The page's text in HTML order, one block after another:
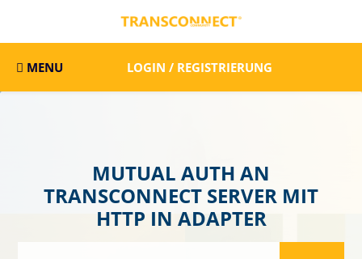
MENU LOGIN / REGISTRIERUNG
MUTUAL AUTH AN
TRANSCONNECT SERVER MIT
HTTP IN ADAPTER